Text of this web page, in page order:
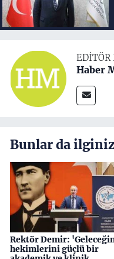
Haber
Bunlar da
Rektör Demir:
hekimlerini güçlü bir